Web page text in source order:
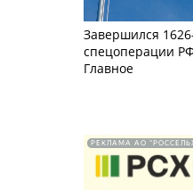
Завершился
спецоперации
Главное
РЕКЛАМА АО